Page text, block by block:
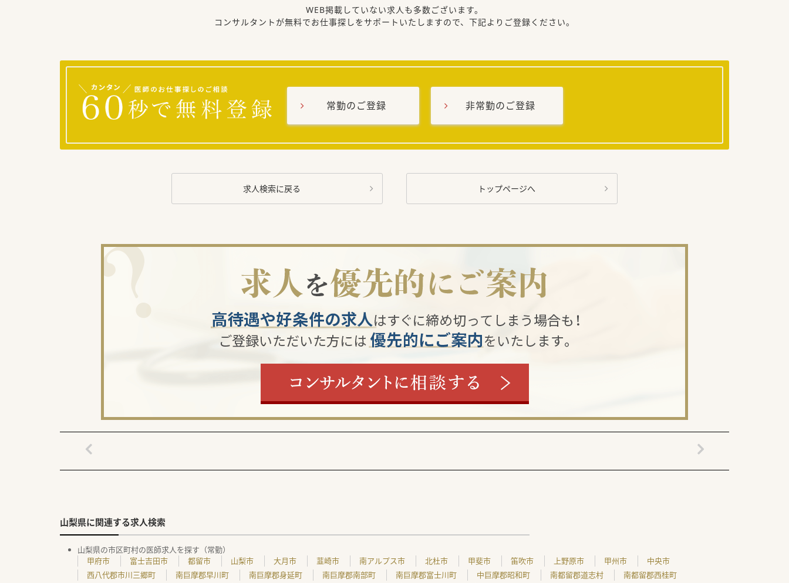
WEB掲載していない求人も多数ございます。
コンサルタントが無料でお仕事探しをサポートいたしますので、下記よりご登録ください。
常勤のご登録 非常勤のご登録
求人検索に戻る トップページへ
山梨県に関連する求人検索
山梨県の市区町村の医師求人を探す（常勤）
甲府市
富士吉田市 都留市 山梨市 大月市 韮崎市 南アルプス市 北杜市 甲斐市 笛吹市 上野原市 甲州市
中央市
西八代郡市川三郷町
南巨摩郡早川町 南巨摩郡身延町 南巨摩郡南部町 南巨摩郡富士川町 中巨摩郡昭和町 南都留郡道志村
南都留郡西桂町